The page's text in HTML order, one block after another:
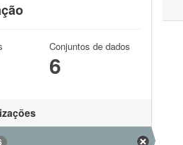
Conjuntos de dados
6